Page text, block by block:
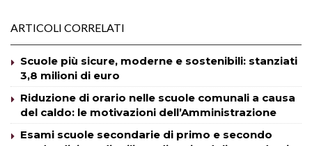
ARTICOLI CORRELATI
Scuole più sicure, moderne e sostenibili: stanziati
3,8 milioni di euro
Riduzione di orario nelle scuole comunali a causa
del caldo: le motivazioni dell’Amministrazione
Esami scuole secondarie di primo e secondo